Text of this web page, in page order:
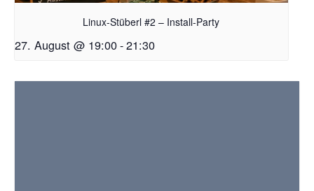
Linux-Stüberl #2 – Install-Party
27. August @ 19:00-21:30